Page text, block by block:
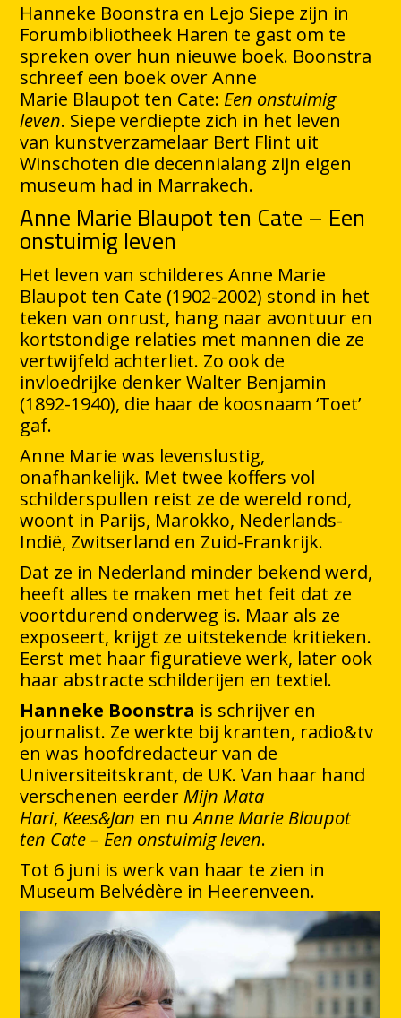
Hanneke Boonstra en Lejo Siepe zijn in
Forumbibliotheek Haren te gast om te
spreken over hun nieuwe boek. Boonstra
schreef een boek over Anne
Marie Blaupot ten Cate: Een onstuimig
leven. Siepe verdiepte zich in het leven
van kunstverzamelaar Bert Flint uit
Winschoten die decennialang zijn eigen
museum had in Marrakech.
Anne Marie Blaupot ten Cate – Een
onstuimig leven
Het leven van schilderes Anne Marie
Blaupot ten Cate (1902-2002) stond in het
teken van onrust, hang naar avontuur en
kortstondige relaties met mannen die ze
vertwijfeld achterliet. Zo ook de
invloedrijke denker Walter Benjamin
(1892-1940), die haar de koosnaam ‘Toet’
gaf.
Anne Marie was levenslustig,
onafhankelijk. Met twee koffers vol
schilderspullen reist ze de wereld rond,
woont in Parijs, Marokko, Nederlands-
Indië, Zwitserland en Zuid-Frankrijk.
Dat ze in Nederland minder bekend werd,
heeft alles te maken met het feit dat ze
voortdurend onderweg is. Maar als ze
exposeert, krijgt ze uitstekende kritieken.
Eerst met haar figuratieve werk, later ook
haar abstracte schilderijen en textiel.
Hanneke Boonstra is schrijver en
journalist. Ze werkte bij kranten, radio&tv
en was hoofdredacteur van de
Universiteitskrant, de UK. Van haar hand
verschenen eerder Mijn Mata
Hari, Kees&Jan en nuAnne Marie Blaupot
ten Cate – Een onstuimig leven.
Tot 6 juni is werk van haar te zien in
Museum Belvédère in Heerenveen.